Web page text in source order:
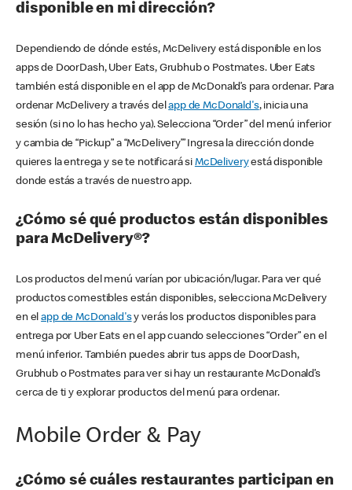
disponible en mi dirección?
Dependiendo de dónde estés, McDelivery está disponible en los
apps de DoorDash, Uber Eats, Grubhub o Postmates. Uber Eats
también está disponible en el app de McDonald’s para ordenar. Para
ordenar McDelivery a través delapp de McDonald's, inicia una
sesión (si no lo has hecho ya). Selecciona “Order” del menú inferior
y cambia de “Pickup” a “McDelivery’” Ingresa la dirección donde
quieres la entrega y se te notificará si McDeliveryestá disponible
donde estás a través de nuestro app.
¿Cómo sé qué productos están disponibles
para McDelivery®?
Los productos del menú varían por ubicación/lugar. Para ver qué
productos comestibles están disponibles, selecciona McDelivery
en elapp de McDonald'sy verás los productos disponibles para
entrega por Uber Eats en el app cuando selecciones “Order” en el
menú inferior. También puedes abrir tus apps de DoorDash,
Grubhub o Postmates para ver si hay un restaurante McDonald’s
cerca de ti y explorar productos del menú para ordenar.
Mobile Order & Pay
¿Cómo sé cuáles restaurantes participan en